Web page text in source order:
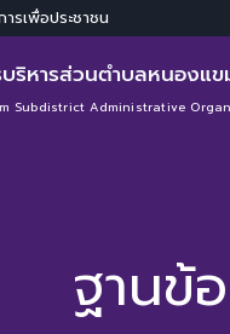
รเพื่อประชาชน
ริหารส่วนตำบลหนองแข
Subdistrict Administrative
ฐานข้